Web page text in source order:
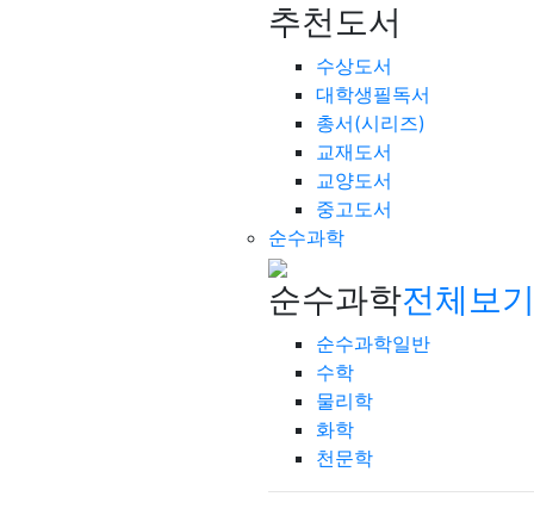
추천도서
수상도서
대학생필독서
총서(시리즈)
교재도서
교양도서
중고도서
순수과학
순수과학전체보
순수과학일반
수학
물리학
화학
천문학